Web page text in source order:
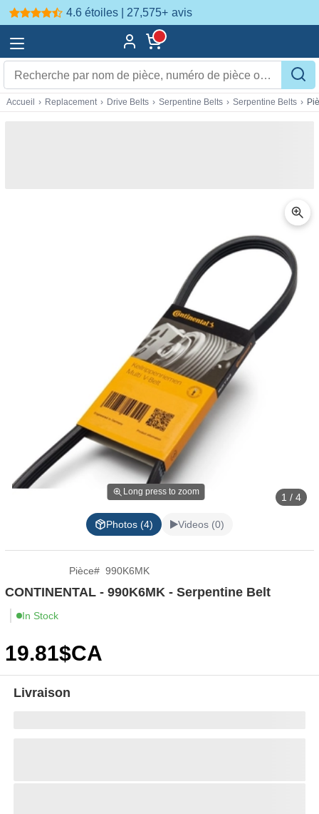
4.6 étoiles | 27,575+ avis
Accueil › Replacement › Drive Belts › Serpentine Belts › Serpentine Belts ›
Long press to zoom 1 / 4
Photos (4) Videos (0)
Pièce# 990K6MK
CONTINENTAL - 990K6MK - Serpentine Belt
In Stock
19.81$CA
Livraison